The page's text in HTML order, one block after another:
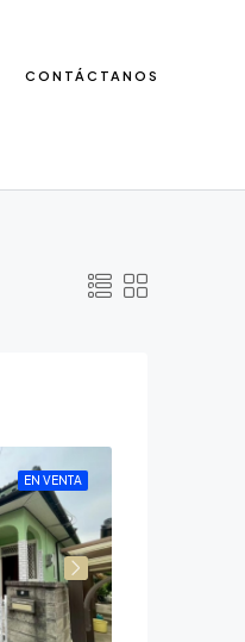
CONTÁCTANOS
EN VENTA